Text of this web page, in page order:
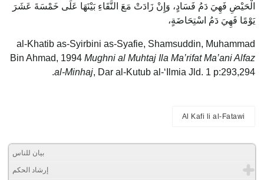
الْحَيْضِ فَهِيَ دَمُ فَسَادٍ، وَإِنْ زَادَتْ مَعَ النَّقَاءِ بَيْنَهَا عَلَى خَمْسَةَ عَشَرَ
يَوْمًا فَهِيَ دَمُ اسْتِحَاضَةٍ،
al-Khatib as-Syirbini as-Syafie, Shamsuddin, Muhammad
Bin Ahmad, 1994 Mughni al Muhtaj Ila Ma’rifat Ma’ani Alfaz
al-Minhaj, Dar al-Kutub al-‘Ilmia Jld. 1 p:293,294.
Al Kafi li al-Fatawi
بيان للناس
إرشاد الحكم